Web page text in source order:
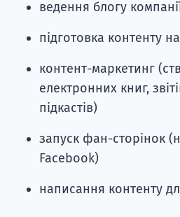
ведення блогу
підготовка контенту
контент-маркетинг
електронних книг,
підкастів)
запуск фан-сторінок
Facebook)
написання контенту